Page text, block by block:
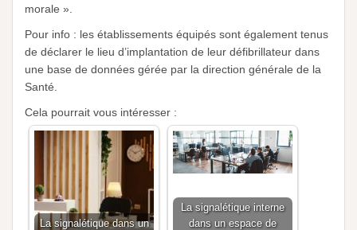
morale ».
Pour info : les établissements équipés sont également tenus
de déclarer le lieu d’implantation de leur défibrillateur dans
une base de données gérée par la direction générale de la
Santé.
Cela pourrait vous intéresser :
La signalétique dans un
La signalétique interne
dans un espace de